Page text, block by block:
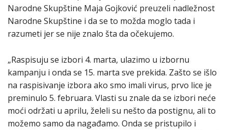
Narodne Skupštine Maja Gojković preuzeli nadležnost
Narodne Skupštine i da se to možda moglo tada i
razumeti jer se nije znalo šta da očekujemo.
„Raspisuju se izbori 4. marta, ulazimo u izbornu
kampanju i onda se 15. marta sve prekida. Zašto se išlo
na raspisivanje izbora ako smo imali virus, prvo lice je
preminulo 5. februara. Vlasti su znale da se izbori neće
moći održati u aprilu, želeli su nešto da postignu, ali to
možemo samo da nagađamo. Onda se pristupilo i